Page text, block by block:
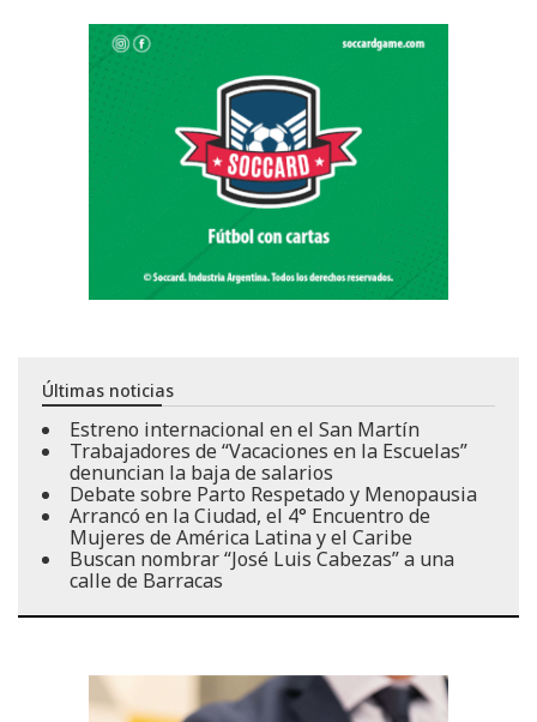
Últimas noticias
Estreno internacional en el San Martín
Trabajadores de “Vacaciones en la Escuelas”
denuncian la baja de salarios
Debate sobre Parto Respetado y Menopausia
Arrancó en la Ciudad, el 4° Encuentro de
Mujeres de América Latina y el Caribe
Buscan nombrar “José Luis Cabezas” a una
calle de Barracas